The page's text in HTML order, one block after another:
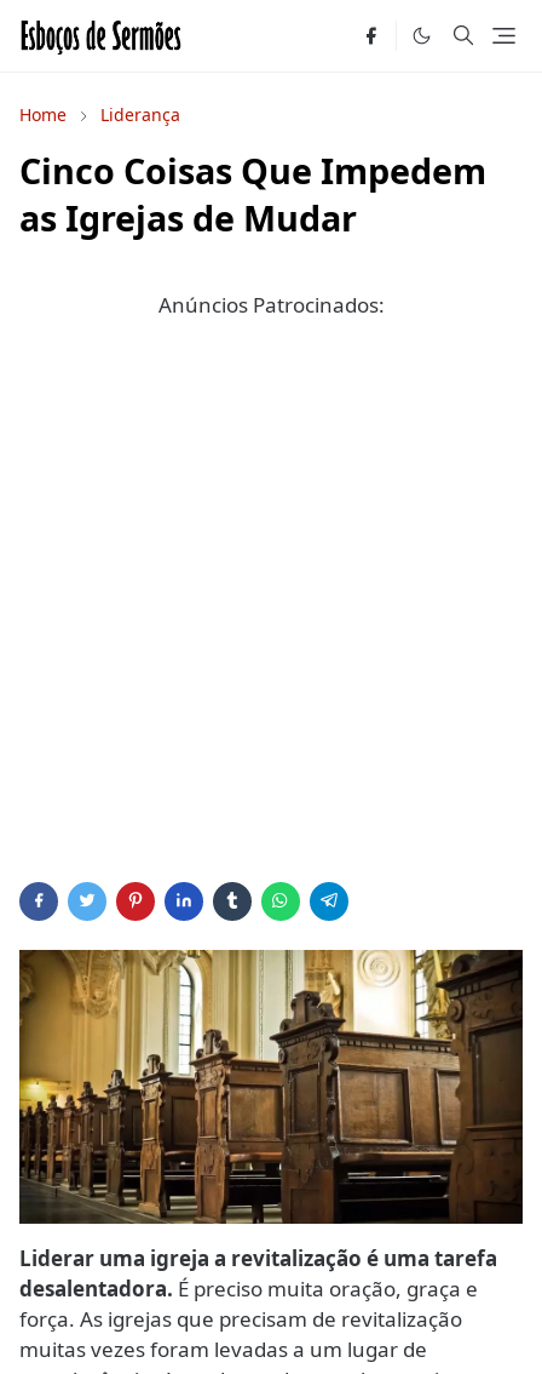
Home Liderança
Cinco Coisas Que Impedem
as Igrejas de Mudar
Anúncios Patrocinados:
Liderar uma igreja a revitalização é uma tarefa
desalentadora. É preciso muita oração, graça e
força. As igrejas que precisam de revitalização
muitas vezes foram levadas a um lugar de